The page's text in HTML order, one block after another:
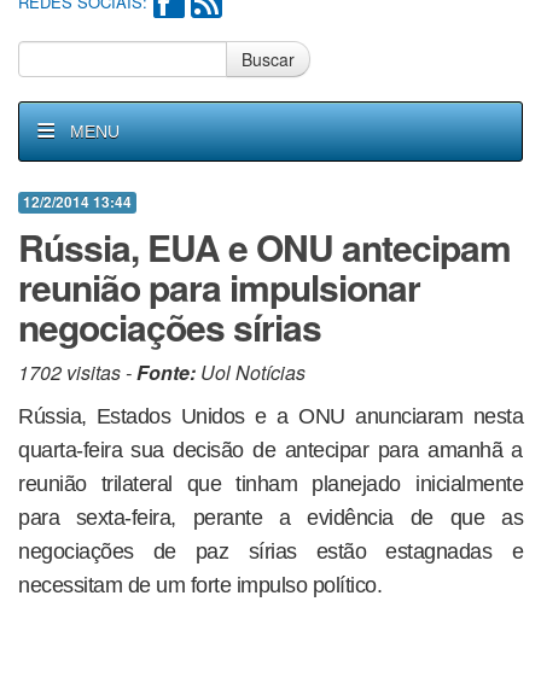
Buscar
MENU
12/2/2014 13:44
Rússia, EUA e ONU antecipam
reunião para impulsionar
negociações sírias
1702 visitas -Fonte: Uol Notícias
Rússia, Estados Unidos e a ONU anunciaram nesta
quarta-feira sua decisão de antecipar para amanhã a
reunião trilateral que tinham planejado inicialmente
para sexta-feira, perante a evidência de que as
negociações de paz sírias estão estagnadas e
necessitam de um forte impulso político.